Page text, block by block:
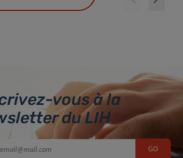
vous à la
du LIH